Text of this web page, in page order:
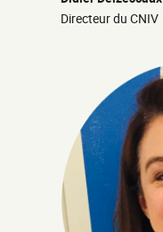
Directeur du CNIV